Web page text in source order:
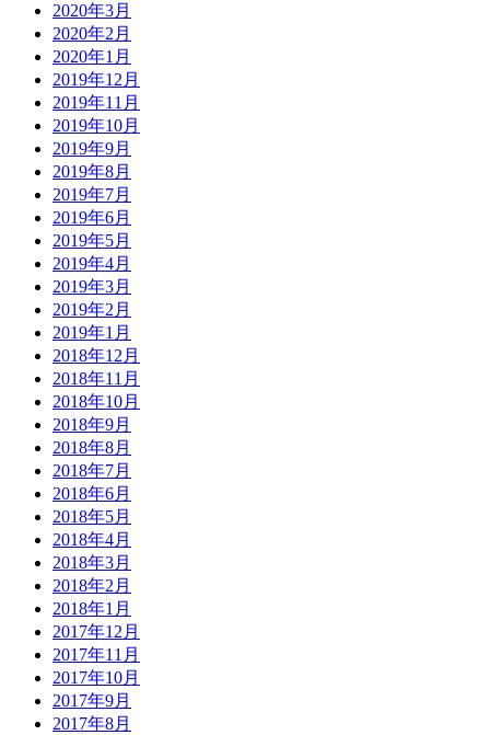
2020年3月
2020年2月
2020年1月
2019年12月
2019年11月
2019年10月
2019年9月
2019年8月
2019年7月
2019年6月
2019年5月
2019年4月
2019年3月
2019年2月
2019年1月
2018年12月
2018年11月
2018年10月
2018年9月
2018年8月
2018年7月
2018年6月
2018年5月
2018年4月
2018年3月
2018年2月
2018年1月
2017年12月
2017年11月
2017年10月
2017年9月
2017年8月